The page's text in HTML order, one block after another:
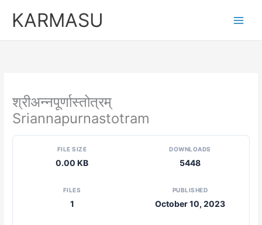
KARMASU
श्रीअन्नपूर्णास्तोत्रम्
Sriannapurnastotram
FILE SIZE
0.00 KB
DOWNLOADS
5448
FILES
1
PUBLISHED
October 10, 2023